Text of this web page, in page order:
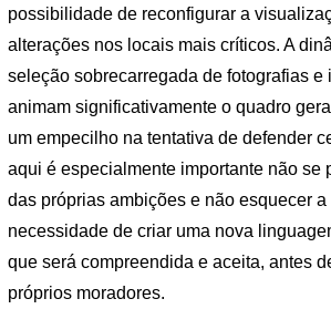
possibilidade de reconfigurar a
alterações nos locais mais críticos. A
seleção sobrecarregada de fotografias e
animam significativamente o quadro
um empecilho na tentativa de defender
aqui é especialmente importante não se
das próprias ambições e não esquecer
necessidade de criar uma nova
que será compreendida e aceita, antes
próprios moradores.